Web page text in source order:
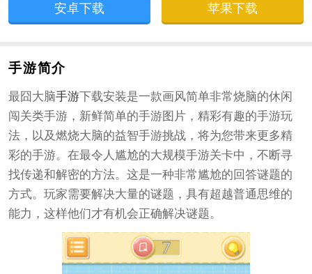
安卓下载 苹果下载
手游简介
最囧大脑手游下载安装是一款画风简单非常烧脑的休闲
闯关类手游，新鲜简单的手游图片，精彩有趣的手游玩
法，以及燃烧大脑的益智手游挑战，将为您带来更多精
彩的手游。在最令人尴尬的大规模手游关卡中，不断寻
找传递和解密的方法。这是一种非常尴尬的回答谜题的
方式。玩家需要解决大量的谜题，具有超越普通思维的
能力，这样他们才有机会正确解决谜题。